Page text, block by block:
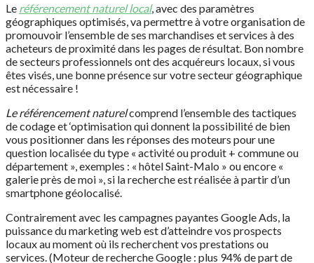
Le référencement naturel local, avec des paramètres
géographiques optimisés, va permettre à votre organisation de
promouvoir l’ensemble de ses marchandises et services à des
acheteurs de proximité dans les pages de résultat. Bon nombre
de secteurs professionnels ont des acquéreurs locaux, si vous
êtes visés, une bonne présence sur votre secteur géographique
est nécessaire !
Le référencement naturelcomprend l’ensemble des tactiques
de codage et ‘optimisation qui donnent la possibilité de bien
vous positionner dans les réponses des moteurs pour une
question localisée du type « activité ou produit + commune ou
département », exemples : « hôtel Saint-Malo » ou encore «
galerie près de moi », si la recherche est réalisée à partir d’un
smartphone géolocalisé.
Contrairement avec les campagnes payantes Google Ads, la
puissance du marketing web est d’atteindre vos prospects
locaux au moment où ils recherchent vos prestations ou
services. (Moteur de recherche Google : plus 94% de part de